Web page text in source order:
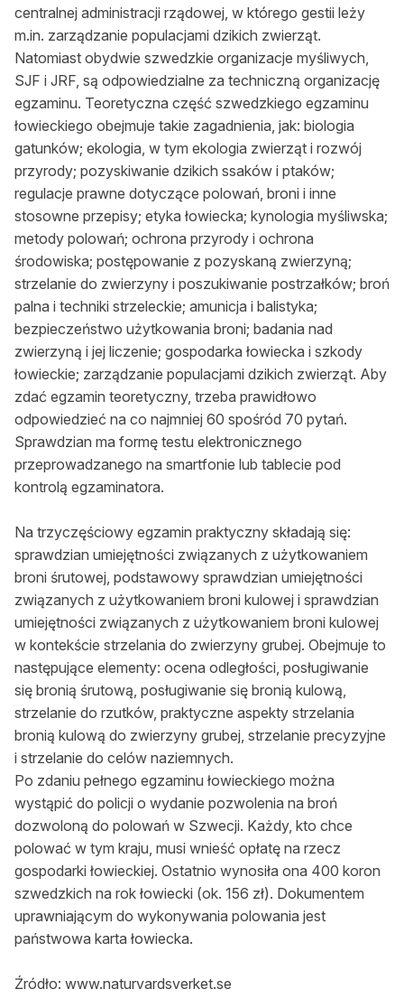
Reklama
Mediakits (PDF)
Ogłoszenia drobne
Przeglądaj ogłoszenia
Zamów ogłoszenie on-line
Zamów ogłoszenie do druku
Prenumerata
Kontakt
centralnej administracji rządowej, w którego gestii leży
m.in. zarządzanie populacjami dzikich zwierząt.
Natomiast obydwie szwedzkie organizacje myśliwych,
SJF i JRF, są odpowiedzialne za techniczną organizację
egzaminu. Teoretyczna część szwedzkiego egzaminu
łowieckiego obejmuje takie zagadnienia, jak: biologia
gatunków; ekologia, w tym ekologia zwierząt i rozwój
przyrody; pozyskiwanie dzikich ssaków i ptaków;
regulacje prawne dotyczące polowań, broni i inne
stosowne przepisy; etyka łowiecka; kynologia myśliwska;
metody polowań; ochrona przyrody i ochrona
środowiska; postępowanie z pozyskaną zwierzyną;
strzelanie do zwierzyny i poszukiwanie postrzałków; broń
palna i techniki strzeleckie; amunicja i balistyka;
bezpieczeństwo użytkowania broni; badania nad
zwierzyną i jej liczenie; gospodarka łowiecka i szkody
łowieckie; zarządzanie populacjami dzikich zwierząt. Aby
zdać egzamin teoretyczny, trzeba prawidłowo
odpowiedzieć na co najmniej 60 spośród 70 pytań.
Sprawdzian ma formę testu elektronicznego
przeprowadzanego na smartfonie lub tablecie pod
kontrolą egzaminatora.
Na trzyczęściowy egzamin praktyczny składają się:
sprawdzian umiejętności związanych z użytkowaniem
broni śrutowej, podstawowy sprawdzian umiejętności
związanych z użytkowaniem broni kulowej i sprawdzian
umiejętności związanych z użytkowaniem broni kulowej
w kontekście strzelania do zwierzyny grubej. Obejmuje to
następujące elementy: ocena odległości, posługiwanie
się bronią śrutową, posługiwanie się bronią kulową,
strzelanie do rzutków, praktyczne aspekty strzelania
bronią kulową do zwierzyny grubej, strzelanie precyzyjne
i strzelanie do celów naziemnych.
Po zdaniu pełnego egzaminu łowieckiego można
wystąpić do policji o wydanie pozwolenia na broń
dozwoloną do polowań w Szwecji. Każdy, kto chce
polować w tym kraju, musi wnieść opłatę na rzecz
gospodarki łowieckiej. Ostatnio wynosiła ona 400 koron
szwedzkich na rok łowiecki (ok. 156 zł). Dokumentem
uprawniającym do wykonywania polowania jest
państwowa karta łowiecka.
Źródło: www.naturvardsverket.se